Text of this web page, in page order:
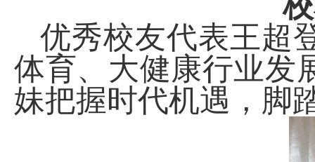
优秀校友代表王超
体育、大健康行业发
妹把握时代机遇，脚